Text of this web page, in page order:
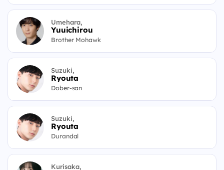
Umehara,
Yuuichirou
Brother Mohawk
Suzuki,
Ryouta
Dober-san
Suzuki,
Ryouta
Durandal
Kurisaka,